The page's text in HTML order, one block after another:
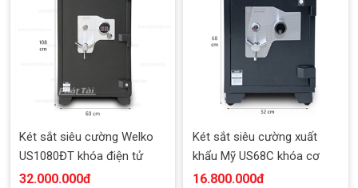
Két sắt siêu cường Welko
US1080ĐT khóa điện tử
32.000.000đ
Két sắt siêu cường xuất
khẩu Mỹ US68C khóa cơ
16.800.000đ